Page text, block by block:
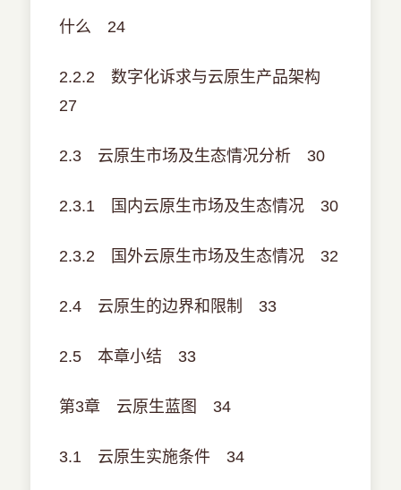
什么 24
2.2.2 数字化诉求与云原生产品架构
27
2.3 云原生市场及生态情况分析 30
2.3.1 国内云原生市场及生态情况 30
2.3.2 国外云原生市场及生态情况 32
2.4 云原生的边界和限制 33
2.5 本章小结 33
第3章 云原生蓝图 34
3.1 云原生实施条件 34